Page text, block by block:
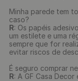
Minha parede tem
caso?
R: Os papéis
um estilete e uma
sempre que for
evitar riscos de
É seguro comprar
R: A GF Casa